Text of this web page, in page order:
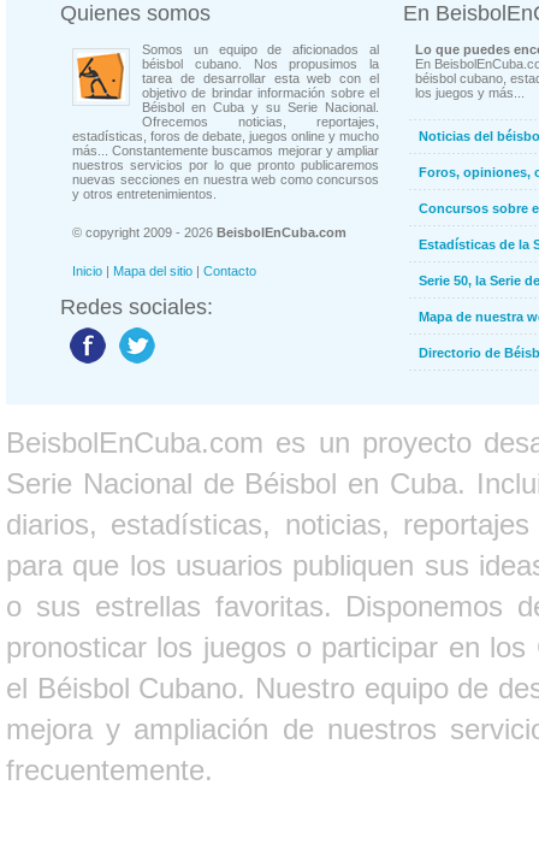
Quienes somos
Somos un equipo de aficionados al
béisbol cubano. Nos propusimos la
tarea de desarrollar esta web con el
objetivo de brindar información sobre el
Béisbol en Cuba y su Serie Nacional.
Ofrecemos noticias, reportajes,
estadísticas, foros de debate, juegos online y mucho
más... Constantemente buscamos mejorar y ampliar
nuestros servicios por lo que pronto publicaremos
nuevas secciones en nuestra web como concursos
y otros entretenimientos.
© copyright 2009 - 2026 BeisbolEnCuba.com
Inicio | Mapa del sitio | Contacto
Redes sociales:
En
Lo que puedes
En
béisbol cubano,
los juegos y más...
Noticias del
Foros, opiniones,
Concursos sobre
Estadísticas de la
Serie 50, la Serie
Mapa de nuestra
Directorio de
BeisbolEnCuba.com es un proyecto
Serie Nacional de Béisbol en Cuba.
diarios, estadísticas, noticias,
para que los usuarios publiquen sus
o sus estrellas favoritas. Disponemos
pronosticar los juegos o participar en
el Béisbol Cubano. Nuestro equipo de
mejora y ampliación de nuestros
frecuentemente.